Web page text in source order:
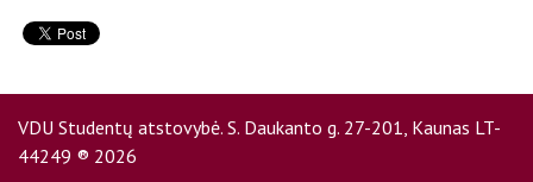
Privatumo politika
VDU Studentų atstovybė. S. Daukanto g. 27-201, Kaunas LT-
44249 ® 2026